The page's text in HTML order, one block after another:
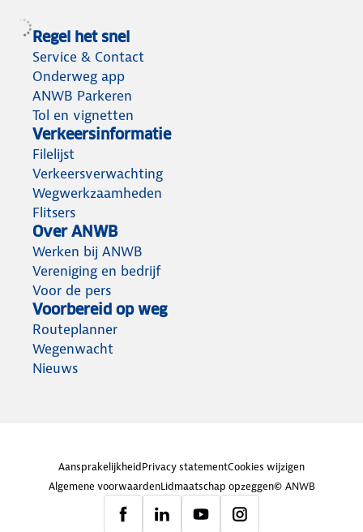
Regel het snel
Service & Contact
Onderweg app
ANWB Parkeren
Tol en vignetten
Verkeersinformatie
Filelijst
Verkeersverwachting
Wegwerkzaamheden
Flitsers
Over ANWB
Werken bij ANWB
Vereniging en bedrijf
Voor de pers
Voorbereid op weg
Routeplanner
Wegenwacht
Nieuws
AansprakelijkheidPrivacy statementCookies wijzigen
Algemene voorwaardenLidmaatschap opzeggen© ANWB